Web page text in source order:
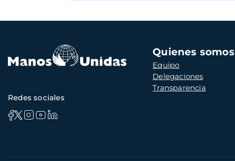
Navegación
principal
Quienes somos
Equipo
Delegaciones
Transparencia
Redes sociales